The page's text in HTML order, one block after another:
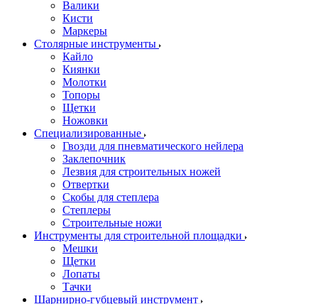
Валики
Кисти
Маркеры
Столярные инструменты
Кайло
Киянки
Молотки
Топоры
Щетки
Ножовки
Специализированные
Гвозди для пневматического нейлера
Заклепочник
Лезвия для строительных ножей
Отвертки
Скобы для степлера
Степлеры
Строительные ножи
Инструменты для строительной площадки
Мешки
Щетки
Лопаты
Тачки
Шарнирно-губцевый инструмент